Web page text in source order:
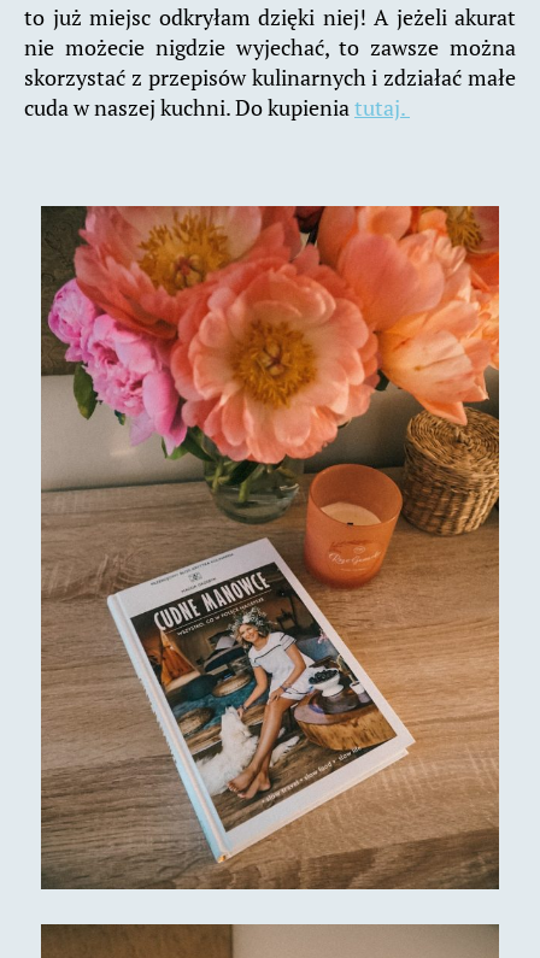
to już miejsc odkryłam dzięki niej! A jeżeli akurat
nie możecie nigdzie wyjechać, to zawsze można
skorzystać z przepisów kulinarnych i zdziałać małe
cuda w naszej kuchni. Do kupieniatutaj.